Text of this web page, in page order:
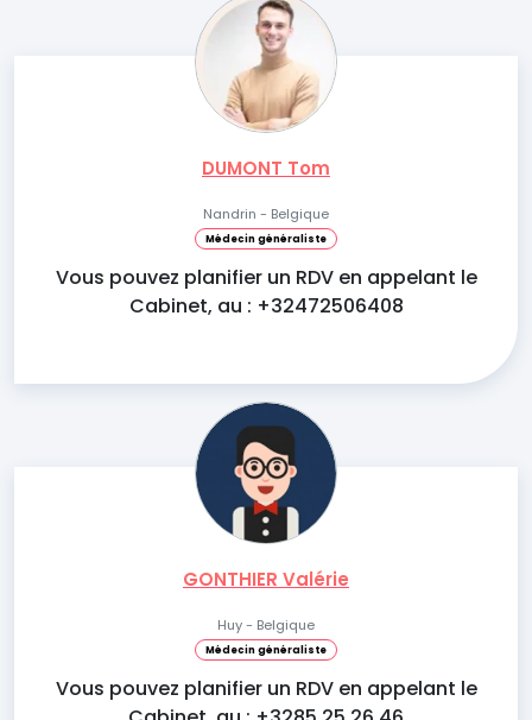
DUMONT Tom
Nandrin - Belgique
Médecin généraliste
Vous pouvez planifier un RDV en appelant le
Cabinet, au : +32472506408
GONTHIER Valérie
Huy - Belgique
Médecin généraliste
Vous pouvez planifier un RDV en appelant le